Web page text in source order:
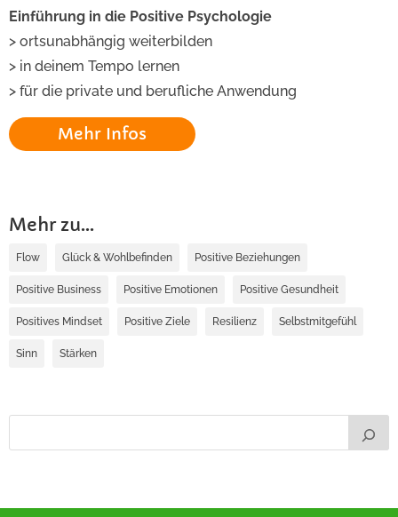
Einführung in die Positive Psychologie
> ortsunabhängig weiterbilden
> in deinem Tempo lernen
> für die private und berufliche Anwendung
Mehr Infos
Mehr zu...
Flow Glück & Wohlbefinden Positive Beziehungen
Positive Business Positive Emotionen Positive Gesundheit
Positives Mindset Positive Ziele Resilienz Selbstmitgefühl
Sinn Stärken